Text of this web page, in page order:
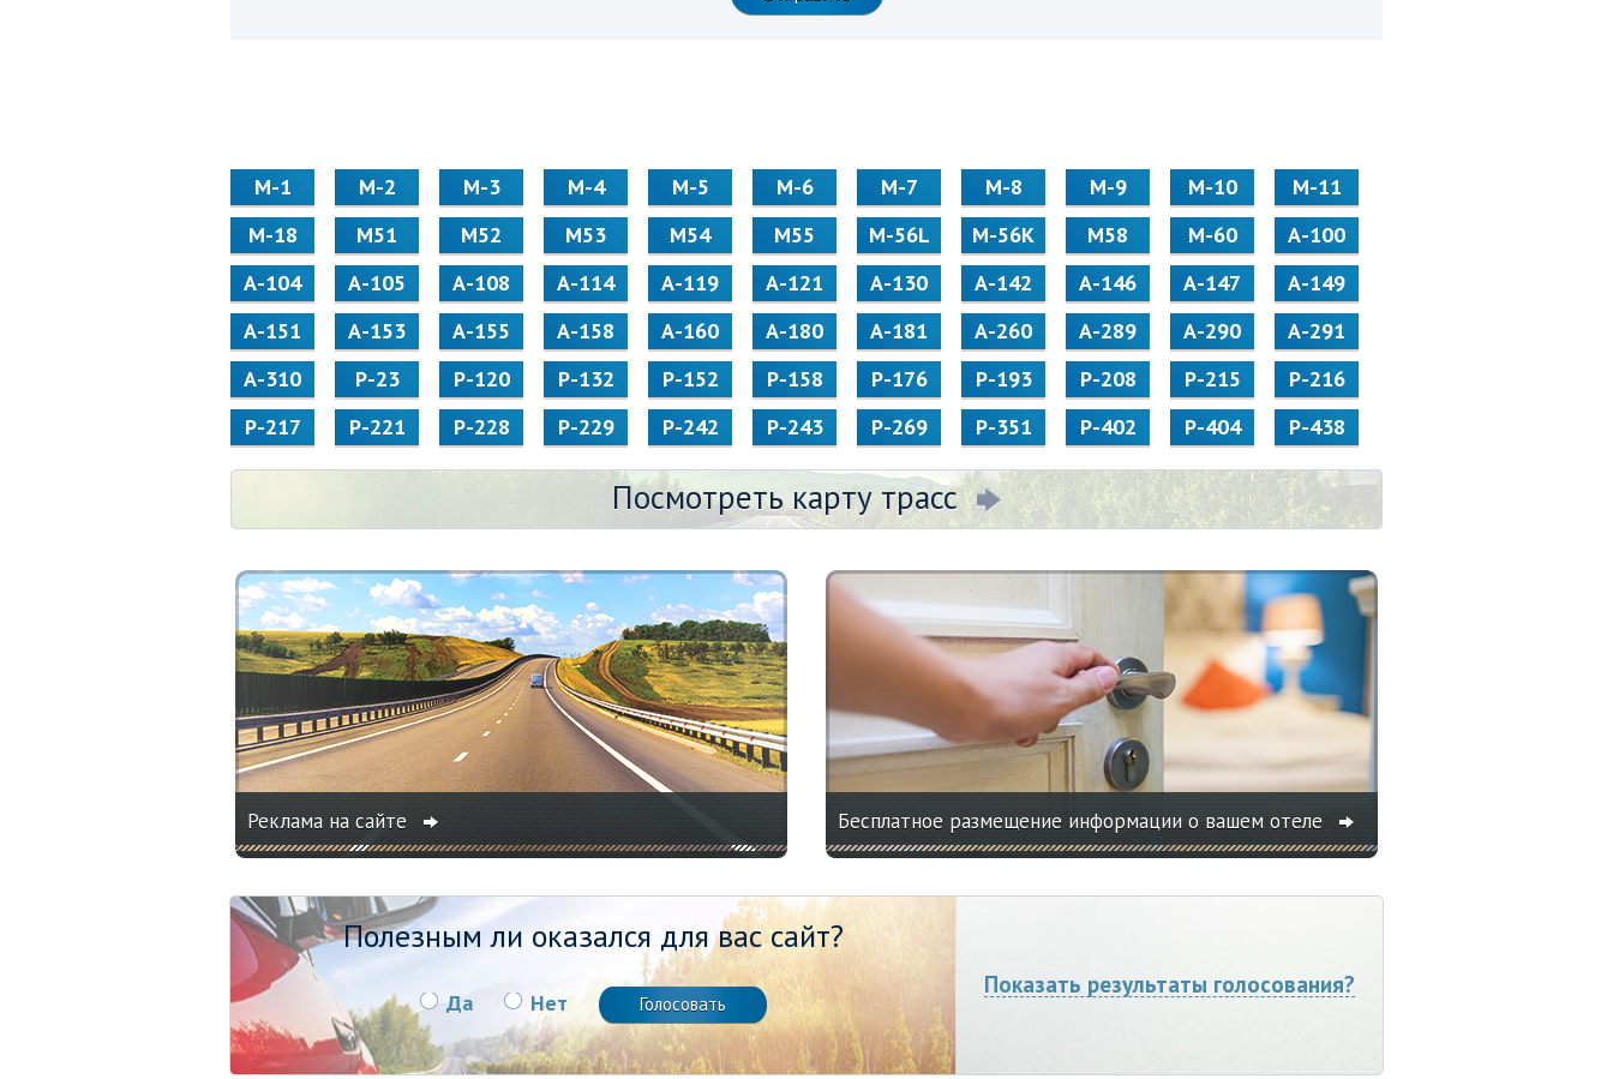
М-1 М-2 М-3 М-4 М-5 М-6 М-7 М-8 М-9 М-10
М-11
М-18
М51 М52 М53 М54 М55 M-56L M-56K М58 M-60
А-100
А-104
А-105 А-108 А-114 А-119 А-121 А-130 А-142 А-146 А-147
А-149
А-151
А-153 А-155 А-158 А-160 А-180 А-181 А-260 А-289 А-290
А-291
А-310
Р-23 Р-120 Р-132 Р-152 Р-158 Р-176 Р-193 Р-208 Р-215
Р-216
Р-217
Р-221 Р-228 Р-229 Р-242 Р-243 Р-269 Р-351 Р-402 Р-404 Р-438
Посмотреть карту трасс
Реклама на сайте Бесплатное размещение информации о вашем отеле
Полезным ли оказался для вас сайт?
Да Нет
Показать результаты голосования?